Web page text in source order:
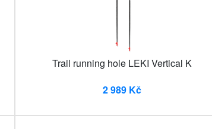
Trail running hole LEKI Vertical K
2 989 Kč